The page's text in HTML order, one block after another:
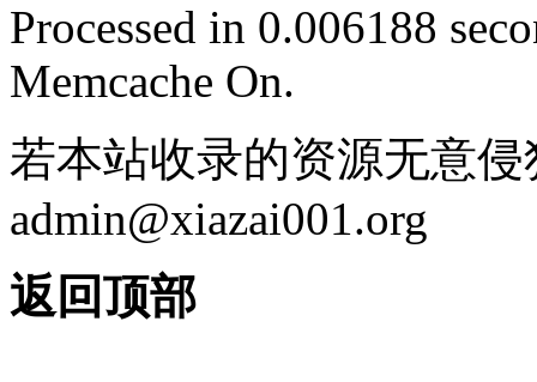
Processed in 0.006188
Memcache On.
若本站收录的资源无意
admin@xiazai001.org
返回顶部